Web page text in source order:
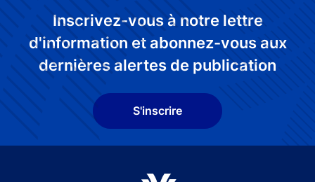
Inscrivez-vous à notre lettre
d'information et abonnez-vous aux
dernières alertes de publication
S'inscrire